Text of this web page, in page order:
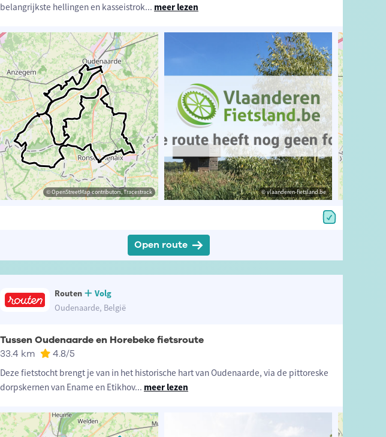
© OpenStreetMap contributors, Tracestrack © vlaanderen-fietsland.be
belangrijkste hellingen en kasseistrok... meer lezen
© OpenStreetMap contributors, Tracestrack © vlaanderen-fietsland.be
Open route
Routen
Volg
Oudenaarde, België
Tussen Oudenaarde en Horebeke fietsroute
33.4 km 4.8/5
Deze fietstocht brengt je van in het historische hart van Oudenaarde, via de pittoreske
dorpskernen van Ename en Etikhov... meer lezen